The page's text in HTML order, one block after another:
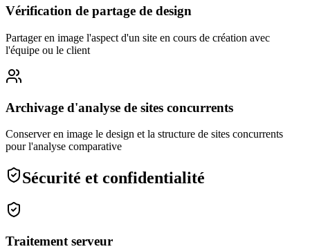
Vérification de partage de design
Partager en image l'aspect d'un site en cours de création avec
l'équipe ou le client
Archivage d'analyse de sites concurrents
Conserver en image le design et la structure de sites concurrents
pour l'analyse comparative
Sécurité et confidentialité
Traitement serveur